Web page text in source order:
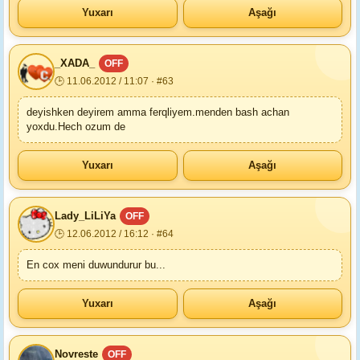
Yuxarı Aşağı
_XADA_
OFF
🕒 11.06.2012 / 11:07 · #63
deyishken deyirem amma ferqliyem.menden bash achan
yoxdu.Hech ozum de
Yuxarı Aşağı
Lady_LiLiYa
OFF
🕒 12.06.2012 / 16:12 · #64
En cox meni duwundurur bu...
Yuxarı Aşağı
Novreste OFF